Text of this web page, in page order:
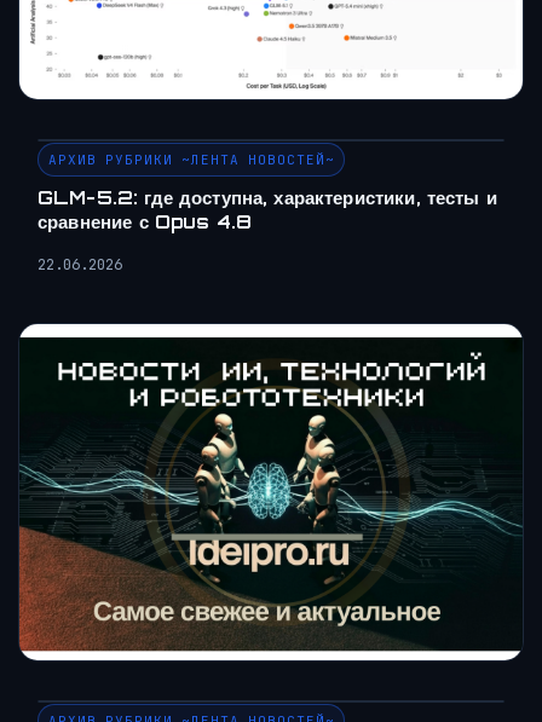
АРХИВ РУБРИКИ ~ЛЕНТА НОВОСТЕЙ~
GLM-5.2: где доступна, характеристики, тесты и
сравнение с Opus 4.8
22.06.2026